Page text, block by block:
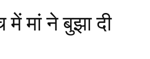
मां ने बुझा दी